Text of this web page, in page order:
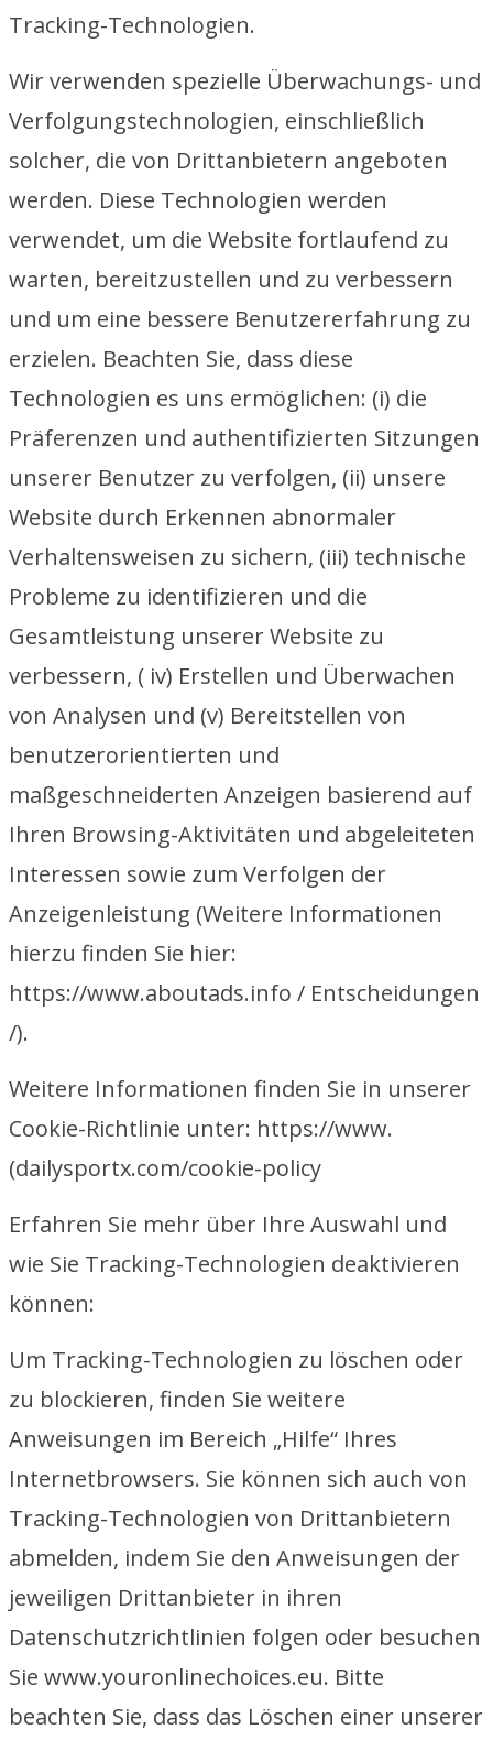
Tracking-Technologien.
Wir verwenden spezielle Überwachungs- und
Verfolgungstechnologien, einschließlich
solcher, die von Drittanbietern angeboten
werden. Diese Technologien werden
verwendet, um die Website fortlaufend zu
warten, bereitzustellen und zu verbessern
und um eine bessere Benutzererfahrung zu
erzielen. Beachten Sie, dass diese
Technologien es uns ermöglichen: (i) die
Präferenzen und authentifizierten Sitzungen
unserer Benutzer zu verfolgen, (ii) unsere
Website durch Erkennen abnormaler
Verhaltensweisen zu sichern, (iii) technische
Probleme zu identifizieren und die
Gesamtleistung unserer Website zu
verbessern, ( iv) Erstellen und Überwachen
von Analysen und (v) Bereitstellen von
benutzerorientierten und
maßgeschneiderten Anzeigen basierend auf
Ihren Browsing-Aktivitäten und abgeleiteten
Interessen sowie zum Verfolgen der
Anzeigenleistung (Weitere Informationen
hierzu finden Sie hier:
https://www.aboutads.info / Entscheidungen
/).
Weitere Informationen finden Sie in unserer
Cookie-Richtlinie unter: https://www.
(dailysportx.com/cookie-policy
Erfahren Sie mehr über Ihre Auswahl und
wie Sie Tracking-Technologien deaktivieren
können:
Um Tracking-Technologien zu löschen oder
zu blockieren, finden Sie weitere
Anweisungen im Bereich „Hilfe“ Ihres
Internetbrowsers. Sie können sich auch von
Tracking-Technologien von Drittanbietern
abmelden, indem Sie den Anweisungen der
jeweiligen Drittanbieter in ihren
Datenschutzrichtlinien folgen oder besuchen
Sie www.youronlinechoices.eu. Bitte
beachten Sie, dass das Löschen einer unserer